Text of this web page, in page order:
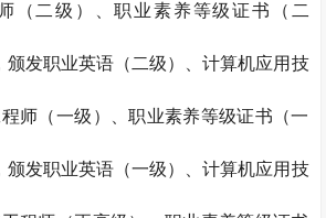
（二级）、职业素养等级证书（二
颁发职业英语（二级）、计算机应用技
程师（一级）、职业素养等级证书（一
颁发职业英语（一级）、计算机应用技